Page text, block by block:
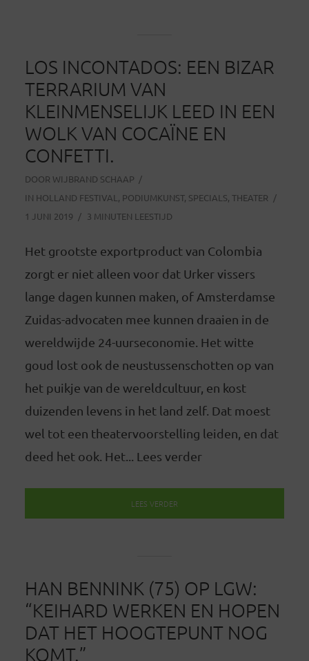
LOS INCONTADOS: EEN BIZAR
TERRARIUM VAN
KLEINMENSELIJK LEED IN EEN
WOLK VAN COCAÏNE EN
CONFETTI.
DOOR WIJBRAND SCHAAP
IN HOLLAND FESTIVAL , PODIUMKUNST, SPECIALS, THEATER
1 JUNI 2019
3 MINUTEN LEESTIJD
Het grootste exportproduct van Colombia
zorgt er niet alleen voor dat Urker vissers
lange dagen kunnen maken, of Amsterdamse
Zuidas-advocaten mee kunnen draaien in de
wereldwijde 24-uurseconomie. Het witte
goud lost ook de neustussenschotten op van
het puikje van de wereldcultuur, en kost
duizenden levens in het land zelf. Dat moest
wel tot een theatervoorstelling leiden, en dat
deed het ook. Het... Lees verder
LEES VERDER
HAN BENNINK (75) OP LGW:
“KEIHARD WERKEN EN HOPEN
DAT HET HOOGTEPUNT NOG
KOMT.”